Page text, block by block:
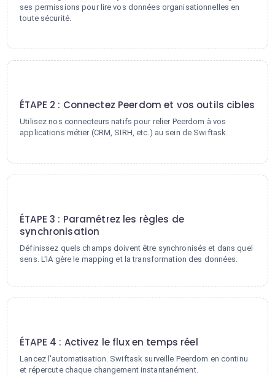
ses permissions pour lire vos données organisationnelles en
toute sécurité.
ÉTAPE 2 : Connectez Peerdom et vos outils cibles
Utilisez nos connecteurs natifs pour relier Peerdom à vos
applications métier (CRM, SIRH, etc.) au sein de Swiftask.
ÉTAPE 3 : Paramétrez les règles de
synchronisation
Définissez quels champs doivent être synchronisés et dans quel
sens. L'IA gère le mapping et la transformation des données.
ÉTAPE 4 : Activez le flux en temps réel
Lancez l'automatisation. Swiftask surveille Peerdom en continu
et répercute chaque changement instantanément.